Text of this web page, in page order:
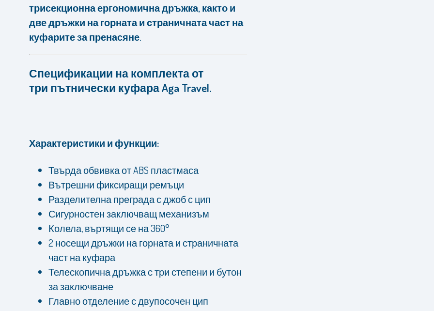
трисекционна ергономична дръжка, както и
две дръжки на горната и страничната част на
куфарите за пренасяне.
Спецификации на комплекта от
три пътнически куфара Aga Travel.
Характеристики и функции:
Твърда обвивка от ABS пластмаса
Вътрешни фиксиращи ремъци
Разделителна преграда с джоб с цип
Сигурностен заключващ механизъм
Колела, въртящи се на 360°
2 носещи дръжки на горната и страничната
част на куфара
Телескопична дръжка с три степени и бутон
за заключване
Главно отделение с двупосочен цип